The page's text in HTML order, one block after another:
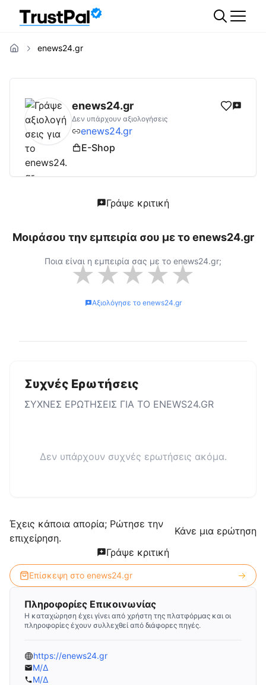
enews24.gr
enews24.gr Αξιολογήσεις | Δες
enews24.gr
Δεν υπάρχουν αξιολογήσεις
enews24.gr
E-Shop
Γράψε κριτική
Μοιράσου την εμπειρία σου με τοenews24.gr
Ποια είναι η εμπειρία σας με το enews24.gr;
★★★★★
Αξιολόγησε το enews24.gr
Συχνές Ερωτήσεις
ΣΥΧΝΕΣ ΕΡΩΤΗΣΕΙΣ ΓΙΑ ΤΟ ENEWS24.GR
Δεν υπάρχουν συχνές ερωτήσεις ακόμα.
Έχεις κάποια απορία; Ρώτησε την
επιχείρηση.
Κάνε μια ερώτηση
Γράψε κριτική
Επίσκεψη στο enews24.gr
Πληροφορίες Επικοινωνίας
Η καταχώρηση έχει γίνει από χρήστη της πλατφόρμας και οι
πληροφορίες έχουν συλλεχθεί από διάφορες πηγές.
https://enews24.gr
Μ/Δ
Μ/Δ